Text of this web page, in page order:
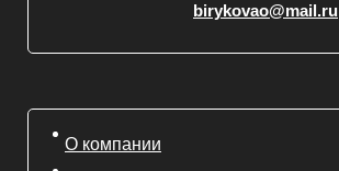
birykovao@mail.ru
О компании